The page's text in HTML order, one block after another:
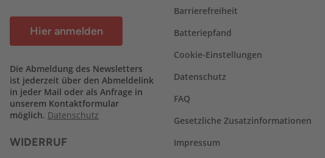
Hier anmelden
Die Abmeldung des Newsletters
ist jederzeit über den Abmeldelink
in jeder Mail oder als Anfrage in
unserem Kontaktformular
möglich. Datenschutz
WIDERRUF
Barrierefreiheit
Batteriepfand
Cookie-Einstellungen
Datenschutz
FAQ
Gesetzliche Zusatzinformationen
Impressum